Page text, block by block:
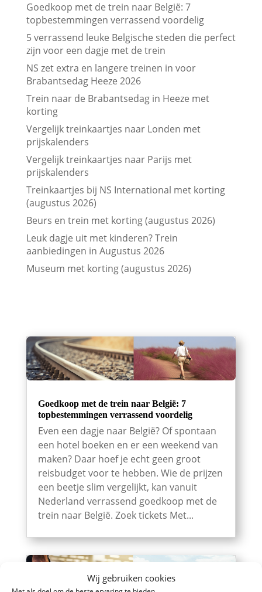
Wij gebruiken cookies
Goedkoop met de trein naar België: 7
topbestemmingen verrassend voordelig
5 verrassend leuke Belgische steden die perfect
zijn voor een dagje met de trein
NS zet extra en langere treinen in voor
Brabantsedag Heeze 2026
Trein naar de Brabantsedag in Heeze met
korting
Vergelijk treinkaartjes naar Londen met
prijskalenders
Vergelijk treinkaartjes naar Parijs met
prijskalenders
Treinkaartjes bij NS International met korting
(augustus 2026)
Beurs en trein met korting (augustus 2026)
Leuk dagje uit met kinderen? Trein
aanbiedingen in Augustus 2026
Museum met korting (augustus 2026)
Goedkoop met de trein naar België: 7
topbestemmingen verrassend voordelig
Even een dagje naar België? Of spontaan
een hotel boeken en er een weekend van
maken? Daar hoef je echt geen groot
reisbudget voor te hebben. Wie de prijzen
een beetje slim vergelijkt, kan vanuit
Nederland verrassend goedkoop met de
trein naar België. Zoek tickets Met...